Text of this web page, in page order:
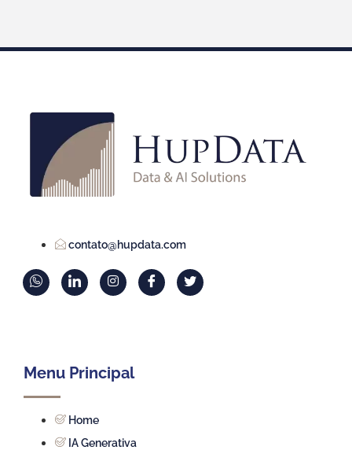
contato@hupdata.com
Menu Principal
Home
IA Generativa